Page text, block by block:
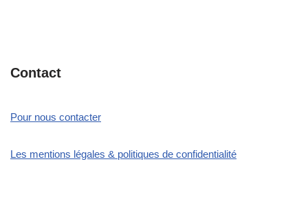
Contact
Pour nous contacter
Les mentions légales & politiques de confidentialité